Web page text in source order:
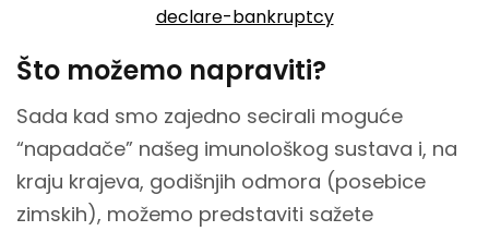
declare-bankruptcy
Što možemo napraviti?
Sada kad smo zajedno secirali moguće
“napadače” našeg imunološkog sustava i, na
kraju krajeva, godišnjih odmora (posebice
zimskih), možemo predstaviti sažete